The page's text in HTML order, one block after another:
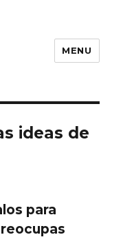
MENU
ideas de
para